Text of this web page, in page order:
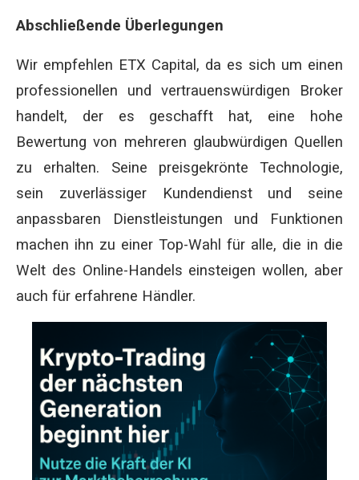
Abschließende Überlegungen
Wir empfehlen ETX Capital, da es sich um einen
professionellen und vertrauenswürdigen Broker
handelt, der es geschafft hat, eine hohe
Bewertung von mehreren glaubwürdigen Quellen
zu erhalten. Seine preisgekrönte Technologie,
sein zuverlässiger Kundendienst und seine
anpassbaren Dienstleistungen und Funktionen
machen ihn zu einer Top-Wahl für alle, die in die
Welt des Online-Handels einsteigen wollen, aber
auch für erfahrene Händler.